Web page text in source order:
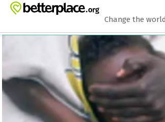
Zum Hauptinhalt springen
Erklärung zur Barrierefreiheit anzeigen
Change the